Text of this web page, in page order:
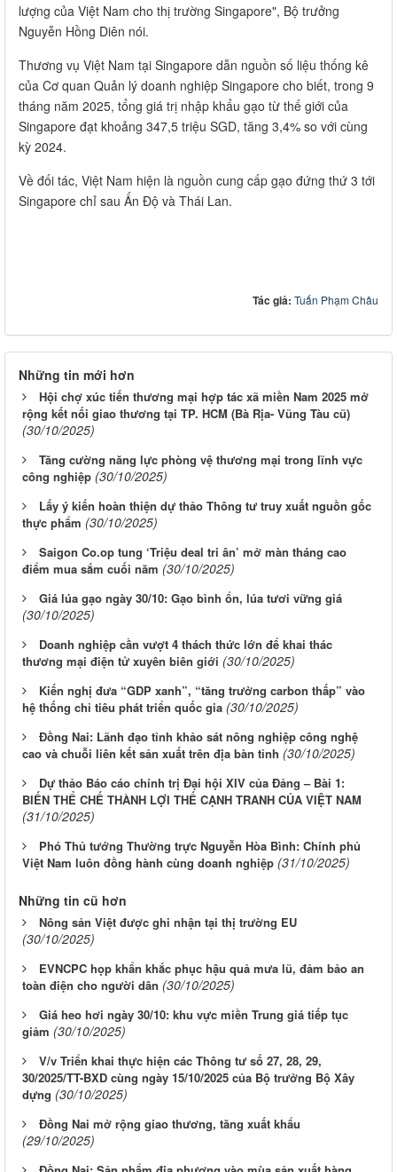
lượng của Việt Nam cho thị trường Singapore", Bộ trưởng
Nguyễn Hồng Diên nói.
Thương vụ Việt Nam tại Singapore dẫn nguồn số liệu thống kê
của Cơ quan Quản lý doanh nghiệp Singapore cho biết, trong 9
tháng năm 2025, tổng giá trị nhập khẩu gạo từ thế giới của
Singapore đạt khoảng 347,5 triệu SGD, tăng 3,4% so với cùng
kỳ 2024.
Về đối tác, Việt Nam hiện là nguồn cung cấp gạo đứng thứ 3 tới
Singapore chỉ sau Ấn Độ và Thái Lan.
Tác giả: Tuấn Phạm Châu
Những tin mới hơn
Hội chợ xúc tiến thương mại hợp tác xã miền Nam 2025 mở
rộng kết nối giao thương tại TP. HCM (Bà Rịa- Vũng Tàu cũ)
(30/10/2025)
Tăng cường năng lực phòng vệ thương mại trong lĩnh vực
công nghiệp (30/10/2025)
Lấy ý kiến hoàn thiện dự thảo Thông tư truy xuất nguồn gốc
thực phẩm (30/10/2025)
Saigon Co.op tung ‘Triệu deal tri ân’ mở màn tháng cao
điểm mua sắm cuối năm (30/10/2025)
Giá lúa gạo ngày 30/10: Gạo bình ổn, lúa tươi vững giá
(30/10/2025)
Doanh nghiệp cần vượt 4 thách thức lớn để khai thác
thương mại điện tử xuyên biên giới (30/10/2025)
Kiến nghị đưa “GDP xanh”, “tăng trưởng carbon thấp” vào
hệ thống chỉ tiêu phát triển quốc gia (30/10/2025)
Đồng Nai: Lãnh đạo tỉnh khảo sát nông nghiệp công nghệ
cao và chuỗi liên kết sản xuất trên địa bàn tỉnh (30/10/2025)
Dự thảo Báo cáo chính trị Đại hội XIV của Đảng – Bài 1:
BIẾN THỂ CHẾ THÀNH LỢI THẾ CẠNH TRANH CỦA VIỆT NAM
(31/10/2025)
Phó Thủ tướng Thường trực Nguyễn Hòa Bình: Chính phủ
Việt Nam luôn đồng hành cùng doanh nghiệp (31/10/2025)
Những tin cũ hơn
Nông sản Việt được ghi nhận tại thị trường EU
(30/10/2025)
EVNCPC họp khẩn khắc phục hậu quả mưa lũ, đảm bảo an
toàn điện cho người dân (30/10/2025)
Giá heo hơi ngày 30/10: khu vực miền Trung giá tiếp tục
giảm (30/10/2025)
V/v Triển khai thực hiện các Thông tư số 27, 28, 29,
30/2025/TT-BXD cùng ngày 15/10/2025 của Bộ trưởng Bộ Xây
dựng (30/10/2025)
Đồng Nai mở rộng giao thương, tăng xuất khẩu
(29/10/2025)